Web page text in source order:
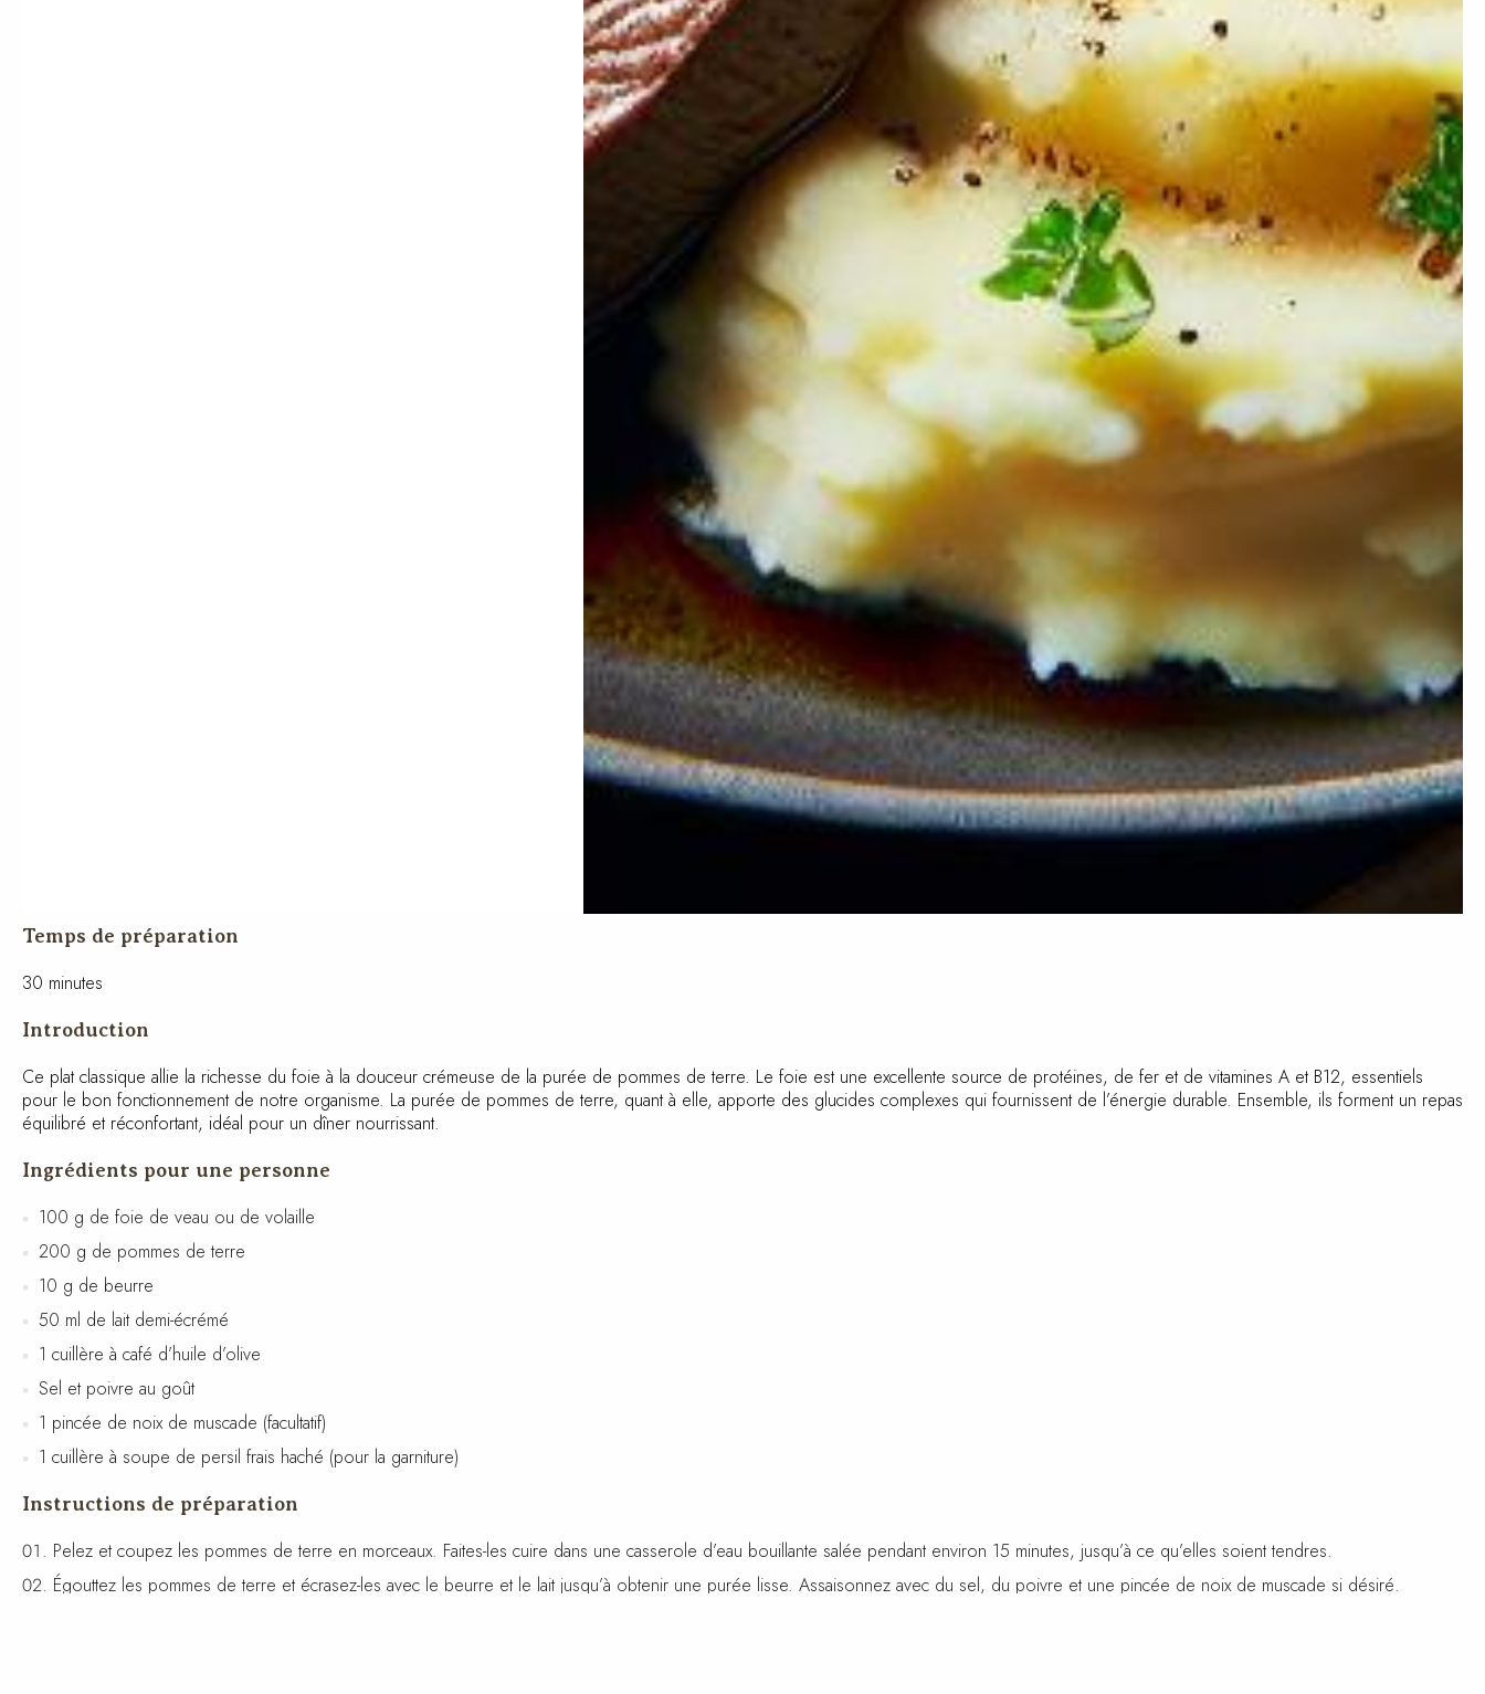
Temps de préparation
30 minutes
Introduction
Ce plat classique allie la richesse du foie à la douceur crémeuse de la purée de pommes de terre. Le foie est une excellente source de protéines, de fer et de vitamines A et B12, essentiels
pour le bon fonctionnement de notre organisme. La purée de pommes de terre, quant à elle, apporte des glucides complexes qui fournissent de l’énergie durable. Ensemble, ils forment un
repas équilibré et réconfortant, idéal pour un dîner nourrissant.
Ingrédients pour une personne
100 g de foie de veau ou de volaille
200 g de pommes de terre
10 g de beurre
50 ml de lait demi-écrémé
1 cuillère à café d’huile d’olive
Sel et poivre au goût
1 pincée de noix de muscade (facultatif)
1 cuillère à soupe de persil frais haché (pour la garniture)
Instructions de préparation
Pelez et coupez les pommes de terre en morceaux. Faites-les cuire dans une casserole d’eau bouillante salée pendant environ 15 minutes, jusqu’à ce qu’elles soient tendres.
Égouttez les pommes de terre et écrasez-les avec le beurre et le lait jusqu’à obtenir une purée lisse. Assaisonnez avec du sel, du poivre et une pincée de noix de muscade si désiré.